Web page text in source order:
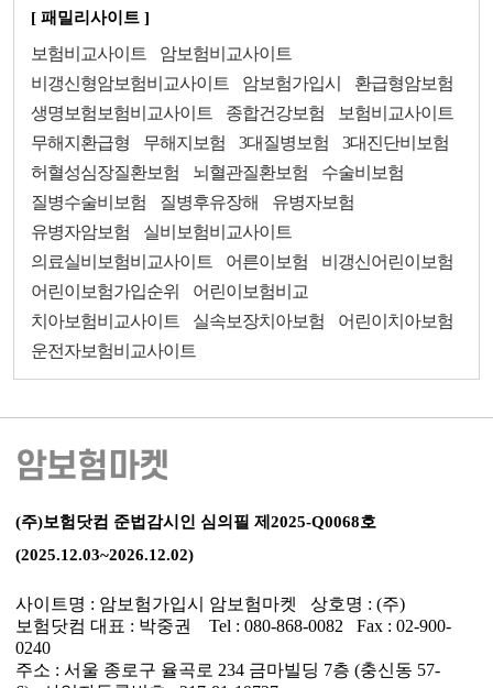
[ 패밀리사이트 ]
보험비교사이트
암보험비교사이트
비갱신형암보험비교사이트
암보험가입시
환급형암보험
생명보험보험비교사이트
종합건강보험
보험비교사이트
무해지환급형
무해지보험 3대질병보험
3대진단비보험
허혈성심장질환보험
뇌혈관질환보험
수술비보험
질병수술비보험
질병후유장해
유병자보험
유병자암보험
실비보험비교사이트
의료실비보험비교사이트
어른이보험
비갱신어린이보험
어린이보험가입순위
어린이보험비교
치아보험비교사이트
실속보장치아보험
어린이치아보험
운전자보험비교사이트
암보험마켓
(주)보험닷컴 준법감시인 심의필 제2025-Q0068호
(2025.12.03~2026.12.02)
사이트명 : 암보험가입시 암보험마켓 상호명 : (주)
보험닷컴 대표 : 박중권 Tel : 080-868-0082 Fax : 02-900-
0240
주소 : 서울 종로구 율곡로 234 금마빌딩 7층 (충신동 57-